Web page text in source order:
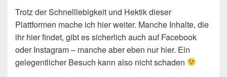
Trotz der Schnelllebigkeit und Hektik dieser
Plattformen mache ich hier weiter. Manche Inhalte, die
ihr hier findet, gibt es sicherlich auch auf Facebook
oder Instagram – manche aber eben nur hier. Ein
gelegentlicher Besuch kann also nicht schaden